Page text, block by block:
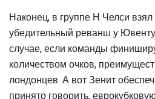
Наконец, в группе Н Челси
убедительный реванш у
случае, если команды
количеством очков,
лондонцев. А вот Зенит
принято говорить,